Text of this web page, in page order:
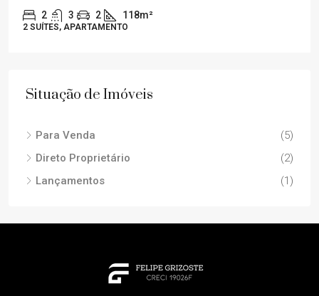
2 3 2 118m²
2 SUÍTES, APARTAMENTO
Situação de Imóveis
Para Venda
(5)
Direto Proprietário
(2)
Lançamentos
(1)